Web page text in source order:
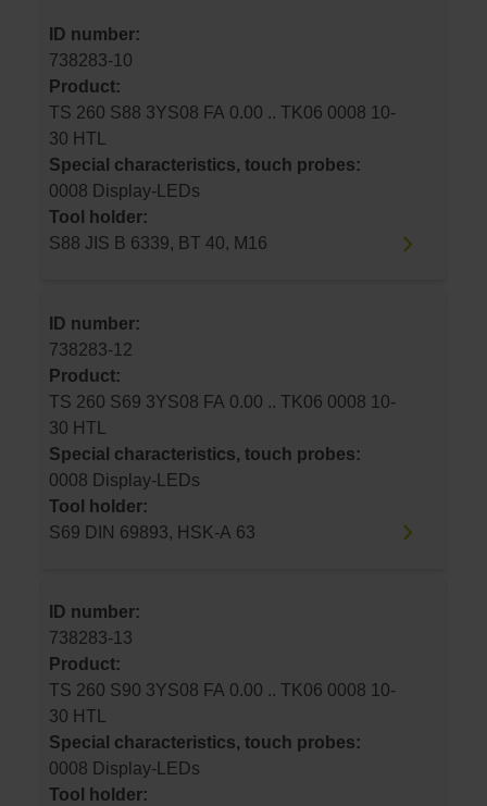
ID number:
738283-10
Product:
TS 260 S88 3YS08 FA 0.00 .. TK06 0008 10-
30 HTL
Special characteristics, touch probes:
0008 Display-LEDs
Tool holder:
S88 JIS B 6339, BT 40, M16
ID number:
738283-12
Product:
TS 260 S69 3YS08 FA 0.00 .. TK06 0008 10-
30 HTL
Special characteristics, touch probes:
0008 Display-LEDs
Tool holder:
S69 DIN 69893, HSK-A 63
ID number:
738283-13
Product:
TS 260 S90 3YS08 FA 0.00 .. TK06 0008 10-
30 HTL
Special characteristics, touch probes:
0008 Display-LEDs
Tool holder: